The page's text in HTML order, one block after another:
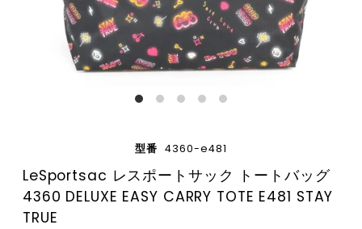
型番 4360-e481
LeSportsac レスポートサック トートバッグ
4360 DELUXE EASY CARRY TOTE E481 STAY
TRUE